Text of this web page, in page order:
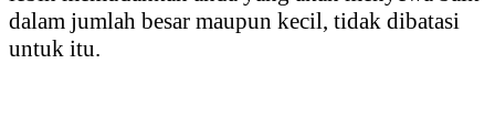
dalam jumlah besar maupun kecil, tidak dibatasi
untuk itu.